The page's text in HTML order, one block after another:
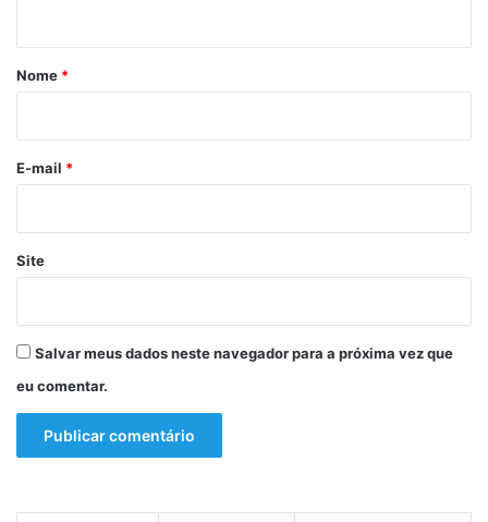
t
a
r
o
c
o
r
e
r
d
o
e
s
e
r
*
Nome *
E-mail *
Site
Salvar meus dados neste navegador para a próxima vez que
eu comentar.